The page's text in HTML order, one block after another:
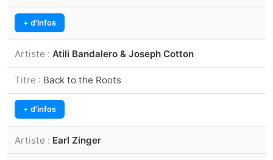
+ d'infos
Atili Bandalero & Joseph Cotton
Back to the Roots
+ d'infos
Earl Zinger